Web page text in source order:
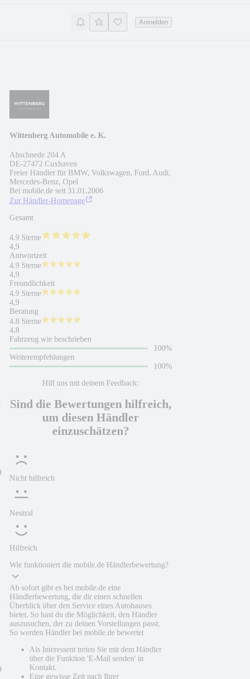
Anmelden
Wittenberg Automobile e. K.
Abschnede 204 A
DE-27472 Cuxhaven
Freier Händler für BMW, Volkswagen, Ford, Audi,
Mercedes-Benz, Opel
Bei mobile.de seit 31.01.2006
Zur Händler-Homepage
Gesamt
4.9 Sterne
4,9
Antwortzeit
4.9 Sterne
4,9
Freundlichkeit
4.9 Sterne
4,9
Beratung
4.8 Sterne
4,8
Fahrzeug wie beschrieben
100%
Weiterempfehlungen
100%
Hilf uns mit deinem Feedback:
Sind die Bewertungen hilfreich,
um diesen Händler
einzuschätzen?
Nicht hilfreich
Neutral
Hilfreich
Wie funktioniert die mobile.de Händlerbewertung?
Ab sofort gibt es bei mobile.de eine
Händlerbewertung, die dir einen schnellen
Überblick über den Service eines Autohauses
bietet. So hast du die Möglichkeit, den Händler
auszusuchen, der zu deinen Vorstellungen passt.
So werden Händler bei mobile.de bewertet
Als Interessent treten Sie mit dem Händler
über die Funktion 'E-Mail senden' in
Kontakt.
Eine gewisse Zeit nach Ihrer